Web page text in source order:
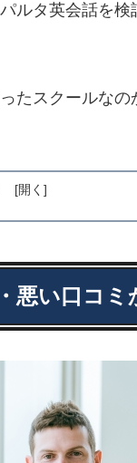
ルタ英会話を
たスクールな
悪い口コミ